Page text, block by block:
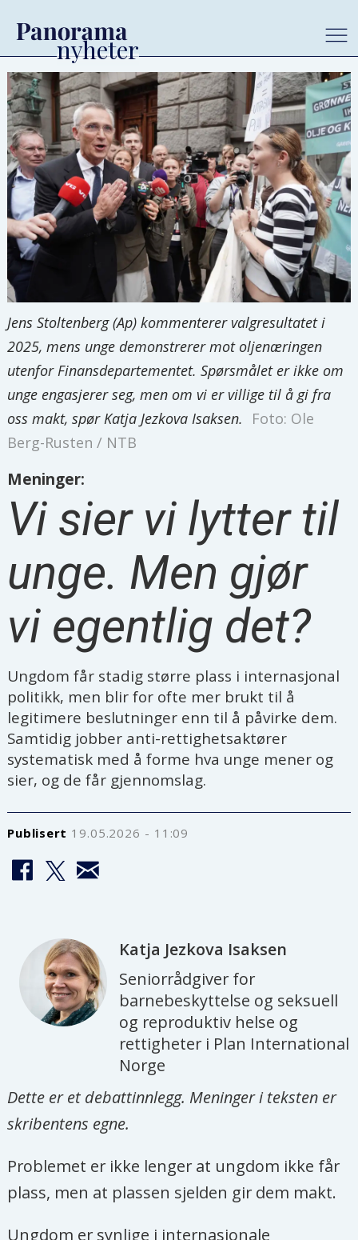
Jens Stoltenberg (Ap) kommenterer valgresultatet i
2025, mens unge demonstrerer mot oljenæringen
utenfor Finansdepartementet. Spørsmålet er ikke om
unge engasjerer seg, men om vi er villige til å gi fra
oss makt, spør Katja Jezkova Isaksen.
Foto: Ole
Berg-Rusten / NTB
Meninger:
Vi sier vi lytter til
unge. Men gjør
vi egentlig det?
Ungdom får stadig større plass i internasjonal
politikk, men blir for ofte mer brukt til å
legitimere beslutninger enn til å påvirke dem.
Samtidig jobber anti-rettighetsaktører
systematisk med å forme hva unge mener og
sier, og de får gjennomslag.
Publisert 19.05.2026 - 11:09
Katja Jezkova Isaksen
Seniorrådgiver for
barnebeskyttelse og seksuell
og reproduktiv helse og
rettigheter i Plan International
Norge
Dette er et debattinnlegg. Meninger i teksten er
skribentens egne.
Problemet er ikke lenger at ungdom ikke får
plass, men at plassen sjelden gir dem makt.
Ungdom er synlige i internasjonale